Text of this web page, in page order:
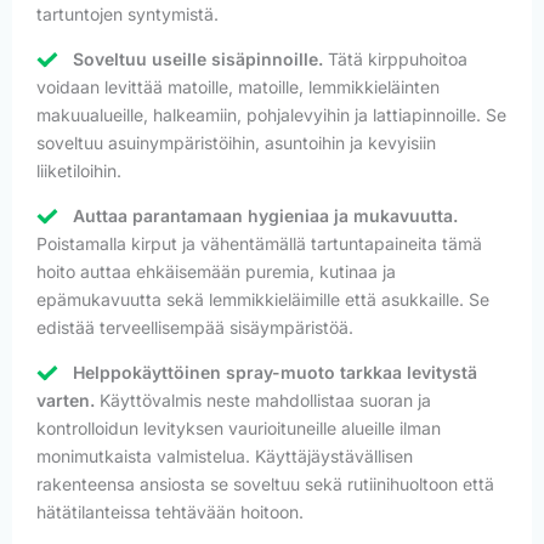
tartuntojen syntymistä.
Soveltuu useille sisäpinnoille. Tätä kirppuhoitoa
voidaan levittää matoille, matoille, lemmikkieläinten
makuualueille, halkeamiin, pohjalevyihin ja lattiapinnoille. Se
soveltuu asuinympäristöihin, asuntoihin ja kevyisiin
liiketiloihin.
Auttaa parantamaan hygieniaa ja mukavuutta.
Poistamalla kirput ja vähentämällä tartuntapaineita tämä
hoito auttaa ehkäisemään puremia, kutinaa ja
epämukavuutta sekä lemmikkieläimille että asukkaille. Se
edistää terveellisempää sisäympäristöä.
Helppokäyttöinen spray-muoto tarkkaa levitystä
varten. Käyttövalmis neste mahdollistaa suoran ja
kontrolloidun levityksen vaurioituneille alueille ilman
monimutkaista valmistelua. Käyttäjäystävällisen
rakenteensa ansiosta se soveltuu sekä rutiinihuoltoon että
hätätilanteissa tehtävään hoitoon.